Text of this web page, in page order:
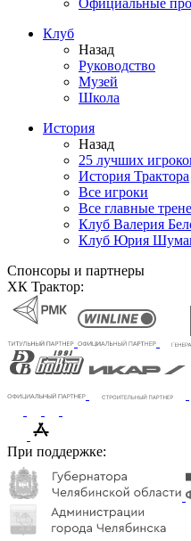
Официальные
Клуб
Назад
Руководство
Музей
Школа
История
Назад
25 лучших
История Трактора
Все игроки
Все главные
Клуб Валерия
Клуб Юрия
Спонсоры и партнеры
ХК Трактор:
При поддержке: